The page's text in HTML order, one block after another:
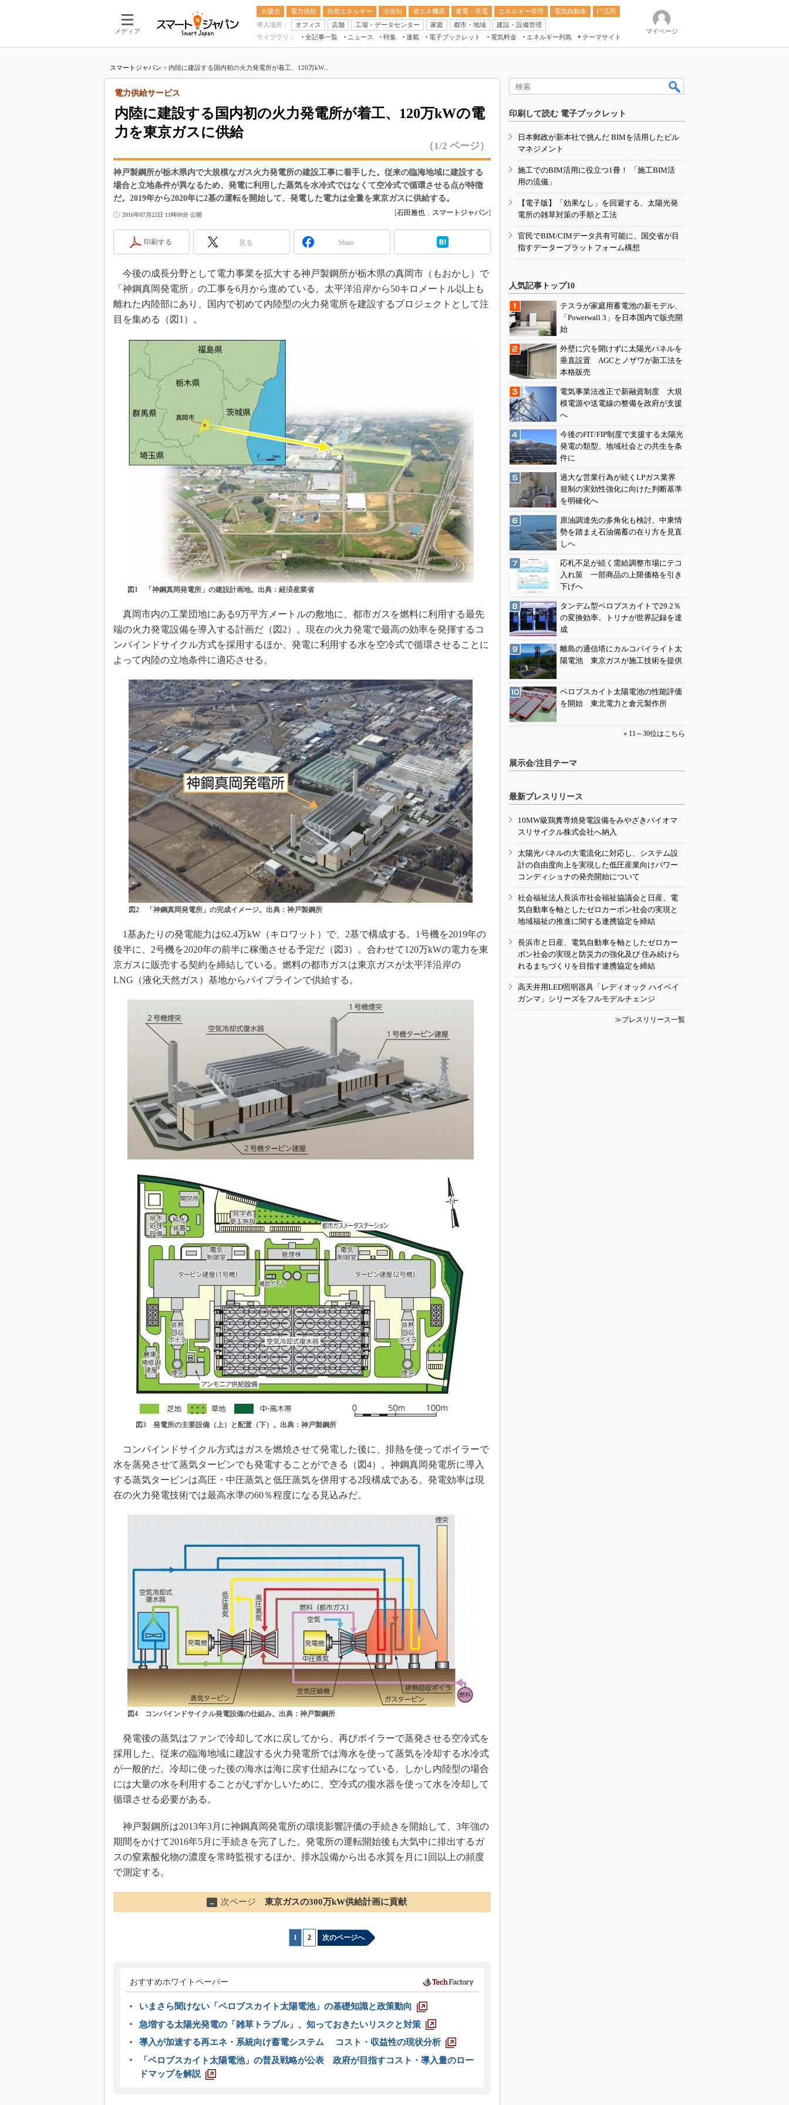
メディア
太陽光 電力供給 自然エネルギー 法規制 省エネ機器 蓄電・発電 エネルギー管理 電気自動車
IT活用
導入場所：
オフィス 店舗 工場・データセンター 家庭 都市・地域
建設・設備管理
ライブラリ：
全記事一覧 ニュース 特集 連載 電子ブックレット 電気料金 エネルギー列島
テーマサイト
新電力
電気料金ガイドブック
空調特集
BEMS
キーワード解説
マイページ
スマートジャパン > 内陸に建設する国内初の火力発電所が着工、120万kW...
内陸に建設する国内初の火力発電所が着工、120万kWの電
力を東京ガスに供給
電力供給サービス
（1/2 ページ）
神戸製鋼所が栃木県内で大規模なガス火力発電所の建設工事に着手した。従来の臨海地域に建設する
場合と立地条件が異なるため、発電に利用した蒸気を水冷式ではなくて空冷式で循環させる点が特徴
だ。2019年から2020年に2基の運転を開始して、発電した電力は全量を東京ガスに供給する。
2016年07月22日 11時00分 公開 [石田雅也 ， スマートジャパン]
印刷する 見る Share
今後の成長分野として電力事業を拡大する神戸製鋼所が栃木県の真岡市（もおかし）で
「神鋼真岡発電所」の工事を6月から進めている。太平洋沿岸から50キロメートル以上も
離れた内陸部にあり、国内で初めて内陸型の火力発電所を建設するプロジェクトとして注
目を集める（図1）。
図1 「神鋼真岡発電所」の建設計画地。出典：経済産業省
真岡市内の工業団地にある9万平方メートルの敷地に、都市ガスを燃料に利用する最先
端の火力発電設備を導入する計画だ（図2）。現在の火力発電で最高の効率を発揮するコ
ンバインドサイクル方式を採用するほか、発電に利用する水を空冷式で循環させることに
よって内陸の立地条件に適応させる。
図2 「神鋼真岡発電所」の完成イメージ。出典：神戸製鋼所
1基あたりの発電能力は62.4万kW（キロワット）で、2基で構成する。1号機を2019年の
後半に、2号機を2020年の前半に稼働させる予定だ（図3）。合わせて120万kWの電力を東
京ガスに販売する契約を締結している。燃料の都市ガスは東京ガスが太平洋沿岸の
LNG（液化天然ガス）基地からパイプラインで供給する。
図3 発電所の主要設備（上）と配置（下）。出典：神戸製鋼所
コンバインドサイクル方式はガスを燃焼させて発電した後に、排熱を使ってボイラーで
水を蒸発させて蒸気タービンでも発電することができる（図4）。神鋼真岡発電所に導入
する蒸気タービンは高圧・中圧蒸気と低圧蒸気を併用する2段構成である。発電効率は現
在の火力発電技術では最高水準の60％程度になる見込みだ。
図4 コンバインドサイクル発電設備の仕組み。出典：神戸製鋼所
発電後の蒸気はファンで冷却して水に戻してから、再びボイラーで蒸発させる空冷式を
採用した。従来の臨海地域に建設する火力発電所では海水を使って蒸気を冷却する水冷式
が一般的だ。冷却に使った後の海水は海に戻す仕組みになっている。しかし内陸型の場合
には大量の水を利用することがむずかしいために、空冷式の復水器を使って水を冷却して
循環させる必要がある。
神戸製鋼所は2013年3月に神鋼真岡発電所の環境影響評価の手続きを開始して、3年強の
期間をかけて2016年5月に手続きを完了した。発電所の運転開始後も大気中に排出するガ
スの窒素酸化物の濃度を常時監視するほか、排水設備から出る水質を月に1回以上の頻度
で測定する。
→ 次ページ 東京ガスの300万kW供給計画に貢献
1 2 次のページへ
おすすめホワイトペーパー
いまさら聞けない「ペロブスカイト太陽電池」の基礎知識と政策動向
急増する太陽光発電の「雑草トラブル」、知っておきたいリスクと対策
導入が加速する再エネ・系統向け蓄電システム コスト・収益性の現状分析
「ペロブスカイト太陽電池」の普及戦略が公表 政府が目指すコスト・導入量のロー
ドマップを解説
印刷して読む 電子ブックレット
日本郵政が新本社で挑んだ BIMを活用したビル
マネジメント
施工でのBIM活用に役立つ1冊！ 「施工BIM活
用の流儀」
【電子版】「効果なし」を回避する、太陽光発
電所の雑草対策の手順と工法
官民でBIM/CIMデータ共有可能に、国交省が目
指すデータープラットフォーム構想
人気記事トップ10
テスラが家庭用蓄電池の新モデル、
「Powerwall 3」を日本国内で販売開
始
外壁に穴を開けずに太陽光パネルを
垂直設置 AGCとノザワが新工法を
本格販売
電気事業法改正で新融資制度 大規
模電源や送電線の整備を政府が支援
へ
今後のFIT/FIP制度で支援する太陽光
発電の類型、地域社会との共生を条
件に
過大な営業行為が続くLPガス業界
規制の実効性強化に向けた判断基準
を明確化へ
原油調達先の多角化も検討、中東情
勢を踏まえ石油備蓄の在り方を見直
しへ
応札不足が続く需給調整市場にテコ
入れ策 一部商品の上限価格を引き
下げへ
タンデム型ペロブスカイトで29.2％
の変換効率、トリナが世界記録を達
成
離島の通信塔にカルコパイライト太
陽電池 東京ガスが施工技術を提供
ペロブスカイト太陽電池の性能評価
を開始 東北電力と倉元製作所
» 11～30位はこちら
展示会/注目テーマ
最新プレスリリース
10MW級鶏糞専焼発電設備をみやざきバイオマ
スリサイクル株式会社へ納入
太陽光パネルの大電流化に対応し、システム設
計の自由度向上を実現した低圧産業向けパワー
コンディショナの発売開始について
社会福祉法人長浜市社会福祉協議会と日産、電
気自動車を軸としたゼロカーボン社会の実現と
地域福祉の推進に関する連携協定を締結
長浜市と日産、電気自動車を軸としたゼロカー
ボン社会の実現と防災力の強化及び 住み続けら
れるまちづくりを目指す連携協定を締結
高天井用LED照明器具「レディオック ハイベイ
ガンマ」シリーズをフルモデルチェンジ
≫プレスリリース一覧